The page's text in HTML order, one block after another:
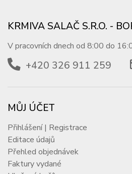
KRMIVA SALAČ S.R.O. -
V pracovních dnech od 8:00 do
+420 326 911 259
MŮJ ÚČET
Přihlášení | Registrace
Editace údajů
Přehled objednávek
Faktury vydané